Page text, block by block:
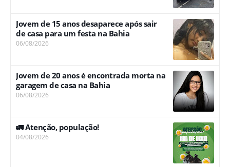
Jovem de 15 anos desaparece após sair
de casa para um festa na Bahia
06/08/2026
Jovem de 20 anos é encontrada morta na
garagem de casa na Bahia
06/08/2026
🚛 Atenção, população!
04/08/2026